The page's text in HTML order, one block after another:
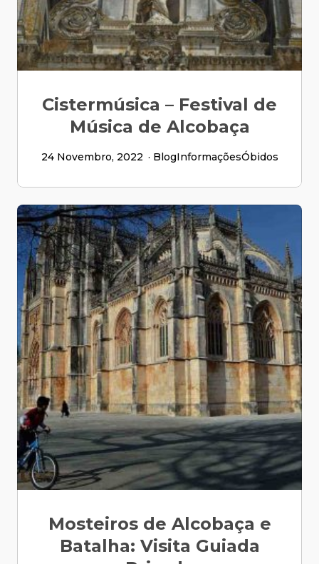
Cistermúsica – Festival de
Música de Alcobaça
24 Novembro, 2022 BlogInformaçõesÓbidos
Mosteiros de Alcobaça e
Batalha: Visita Guiada